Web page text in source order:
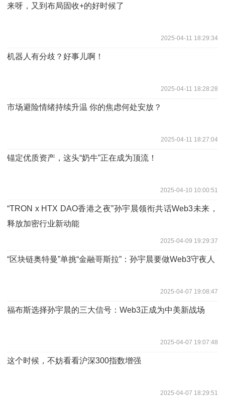
来呀，又到布局固收+的好时候了
2025-04-11 18:29:34
机器人有分歧？好事儿啊！
2025-04-11 18:28:28
市场避险情绪持续升温 你的焦虑何处安放？
2025-04-11 18:27:04
锚定优质资产，这头“奶牛”正在成为顶流！
2025-04-10 10:00:51
“TRON x HTX DAO香港之夜”孙宇晨领衔共话Web3未来，
释放加密行业新动能
2025-04-09 19:29:37
“区块链奥特曼”单挑“金融哥斯拉”：孙宇晨要做Web3守夜人
2025-04-07 19:08:47
福布斯选择孙宇晨的三大信号：Web3正成为中美新战场
2025-04-07 19:07:48
这个时候，不妨看看沪深300指数增强
2025-04-07 18:29:51